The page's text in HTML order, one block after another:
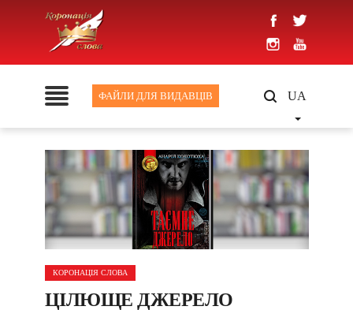
ФАЙЛИ ДЛЯ ВИДАВЦІВ UA
КОРОНАЦІЯ СЛОВА
ЦІЛЮЩЕ ДЖЕРЕЛО